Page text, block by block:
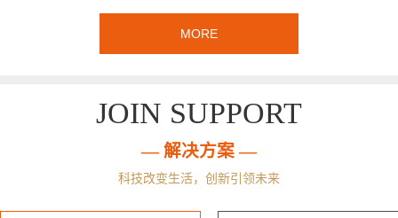
MORE
JOIN SUPPORT
— 解决方案 —
科技改变生活，创新引领未来